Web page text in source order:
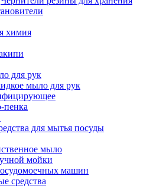
химия
для рук
мыло для рук
для мытья посуды
мыло
мойки
машин
средства